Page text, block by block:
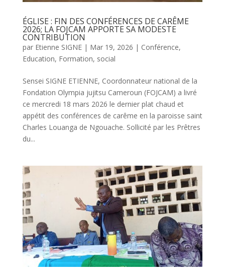
ÉGLISE : FIN DES CONFÉRENCES DE CARÊME
2026; LA FOJCAM APPORTE SA MODESTE
CONTRIBUTION
par Etienne SIGNE| Mar 19, 2026 | Conférence,
Education, Formation, social
Sensei SIGNE ETIENNE, Coordonnateur national de la
Fondation Olympia jujitsu Cameroun (FOJCAM) a livré
ce mercredi 18 mars 2026 le dernier plat chaud et
appétit des conférences de carême en la paroisse saint
Charles Louanga de Ngouache. Sollicité par les Prêtres
du...